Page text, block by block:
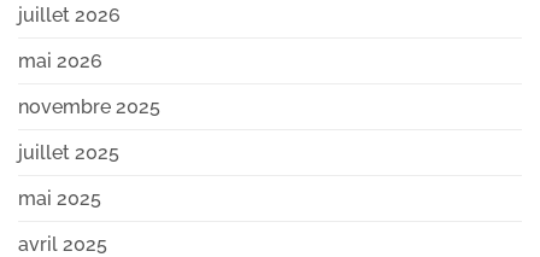
juillet 2026
mai 2026
novembre 2025
juillet 2025
mai 2025
avril 2025